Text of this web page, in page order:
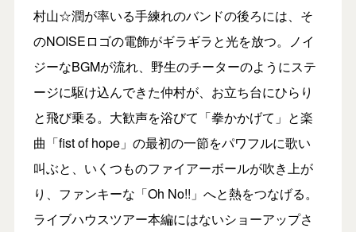
村山☆潤が率いる手練れのバンドの後ろには、そ
のNOISEロゴの電飾がギラギラと光を放つ。ノイ
ジーなBGMが流れ、野生のチーターのようにステ
ージに駆け込んできた仲村が、お立ち台にひらり
と飛び乗る。大歓声を浴びて「拳かかげて」と楽
曲「fist of hope」の最初の一節をパワフルに歌い
叫ぶと、いくつものファイアーボールが吹き上が
り、ファンキーな「Oh No!!」へと熱をつなげる。
ライブハウスツアー本編にはないショーアップさ